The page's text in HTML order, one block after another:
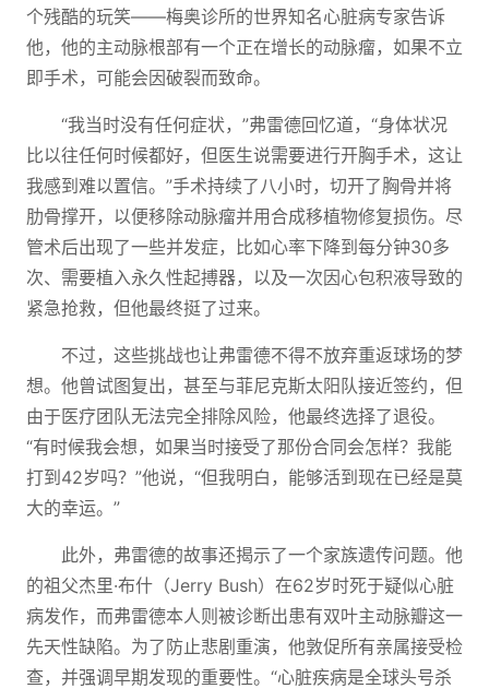
个残酷的玩笑——梅奥诊所的世界知名心脏病专家告诉
他，他的主动脉根部有一个正在增长的动脉瘤，如果不立
即手术，可能会因破裂而致命。
“我当时没有任何症状，”弗雷德回忆道，“身体状况
比以往任何时候都好，但医生说需要进行开胸手术，这让
我感到难以置信。”手术持续了八小时，切开了胸骨并将
肋骨撑开，以便移除动脉瘤并用合成移植物修复损伤。尽
管术后出现了一些并发症，比如心率下降到每分钟30多
次、需要植入永久性起搏器，以及一次因心包积液导致的
紧急抢救，但他最终挺了过来。
不过，这些挑战也让弗雷德不得不放弃重返球场的梦
想。他曾试图复出，甚至与菲尼克斯太阳队接近签约，但
由于医疗团队无法完全排除风险，他最终选择了退役。
“有时候我会想，如果当时接受了那份合同会怎样？我能
打到42岁吗？”他说，“但我明白，能够活到现在已经是莫
大的幸运。”
此外，弗雷德的故事还揭示了一个家族遗传问题。他
的祖父杰里·布什（Jerry Bush）在62岁时死于疑似心脏
病发作，而弗雷德本人则被诊断出患有双叶主动脉瓣这一
先天性缺陷。为了防止悲剧重演，他敦促所有亲属接受检
查，并强调早期发现的重要性。“心脏疾病是全球头号杀